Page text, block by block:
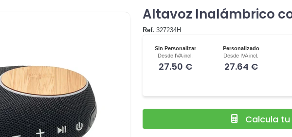
Altavoz Inalámbrico
Ref. 327234H
Sin Personalizar
Desde IVA incl.
27.50 €
Personalizado
Desde IVA incl.
27.64 €
Calcula